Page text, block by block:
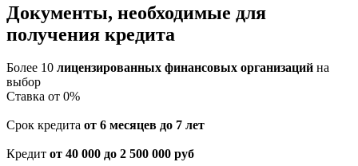
Документы, необходимые для
получения кредита
Более 10 лицензированных финансовых организаций на
выбор
Cтавка от 0%
Срок кредита от 6 месяцев до 7 лет
Кредит от 40 000 до 2 500 000 руб